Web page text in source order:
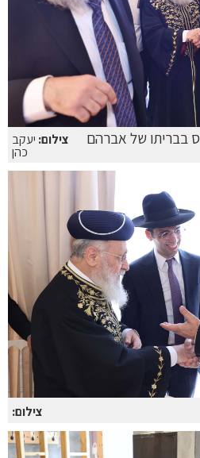
בבריתו של אברהם צילום: יעקב
כהן
צילום: